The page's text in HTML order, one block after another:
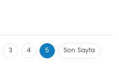
3 4 5 Son Sayfa